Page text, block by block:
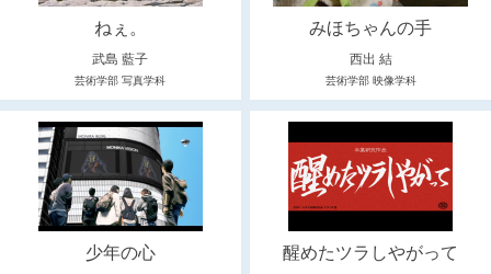
ねぇ。
武島 藍子
芸術学部 写真学科
みほちゃんの手
西出 結
芸術学部 映像学科
少年の心 醒めたツラしやがって